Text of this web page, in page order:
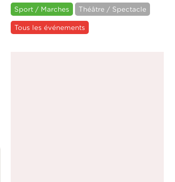
Sport / Marches Théâtre / Spectacle
Tous les événements